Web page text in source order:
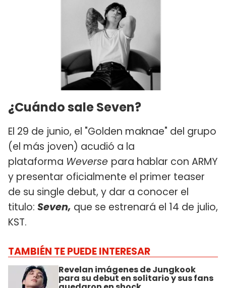
¿Cuándo sale Seven?
El 29 de junio, el "Golden maknae" del grupo
(el más joven) acudió a la
plataforma Weverse para hablar con ARMY
y presentar oficialmente el primer teaser
de su single debut, y dar a conocer el
titulo: Seven, que se estrenará el 14 de julio,
KST.
TAMBIÉN TE PUEDE INTERESAR
Revelan imágenes de Jungkook
para su debut en solitario y sus fans